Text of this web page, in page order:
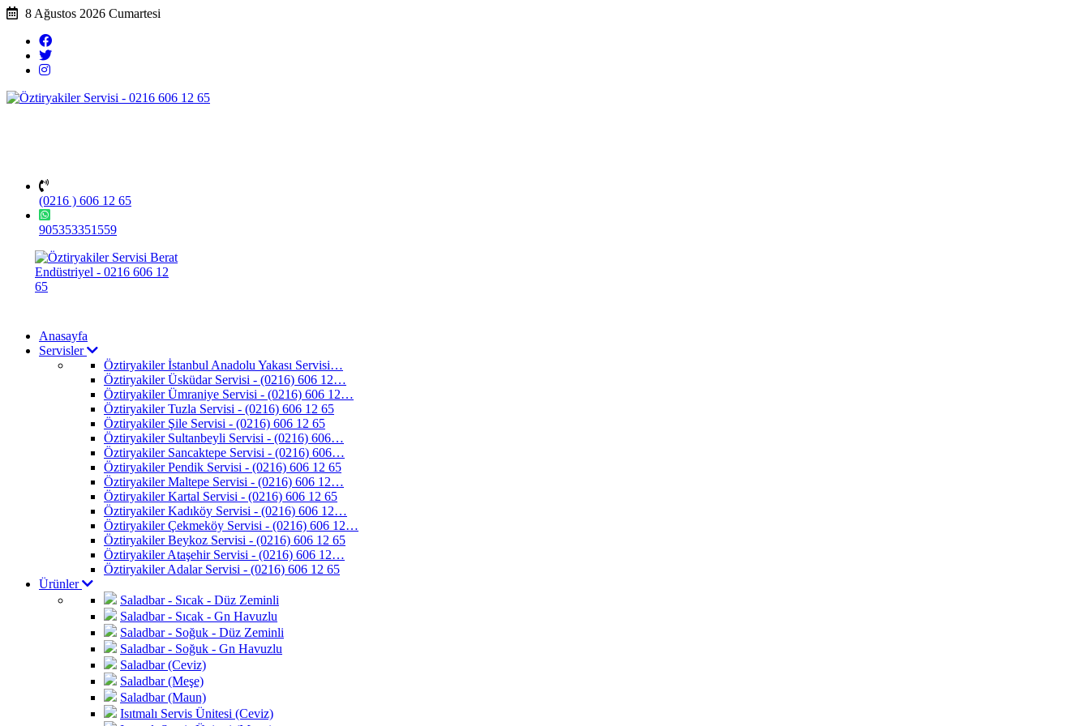
8 Ağustos 2026 Cumartesi
(0216 ) 606 12 65
905353351559
Anasayfa
Servisler
Öztiryakiler İstanbul Anadolu Yakası Servisi…
Öztiryakiler Üsküdar Servisi - (0216) 606 12…
Öztiryakiler Ümraniye Servisi - (0216) 606 12…
Öztiryakiler Tuzla Servisi - (0216) 606 12 65
Öztiryakiler Şile Servisi - (0216) 606 12 65
Öztiryakiler Sultanbeyli Servisi - (0216) 606…
Öztiryakiler Sancaktepe Servisi - (0216) 606…
Öztiryakiler Pendik Servisi - (0216) 606 12 65
Öztiryakiler Maltepe Servisi - (0216) 606 12…
Öztiryakiler Kartal Servisi - (0216) 606 12 65
Öztiryakiler Kadıköy Servisi - (0216) 606 12…
Öztiryakiler Çekmeköy Servisi - (0216) 606 12…
Öztiryakiler Beykoz Servisi - (0216) 606 12 65
Öztiryakiler Ataşehir Servisi - (0216) 606 12…
Öztiryakiler Adalar Servisi - (0216) 606 12 65
Ürünler
Saladbar - Sıcak - Düz Zeminli
Saladbar - Sıcak - Gn Havuzlu
Saladbar - Soğuk - Düz Zeminli
Saladbar - Soğuk - Gn Havuzlu
Saladbar (Ceviz)
Saladbar (Meşe)
Saladbar (Maun)
Isıtmalı Servis Ünitesi (Ceviz)